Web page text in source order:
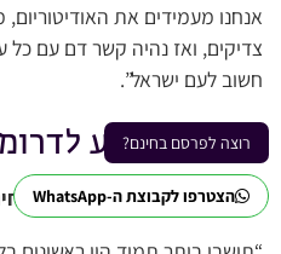
אנחנו מעמידים את האודיטוריום,
צדיקים, ואז נהיה קשר דם עם כל
חשוב לעם ישראל”.
בחזית הסיוע
האם ביתר מתכוונת לעזור
הצטרפו לקבוצת ה-WhatsApp
רוצה לפרסם בחינם?